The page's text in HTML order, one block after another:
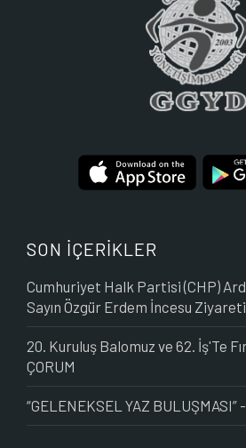
SON İÇERİKLER
Cumhuriyet Halk Partisi (CHP)
Sayın Özgür Erdem İncesu Ziyareti
20. Kuruluş Balomuz ve 62. İş'Te
ÇORUM
“GELENEKSEL YAZ BULUŞMASI”